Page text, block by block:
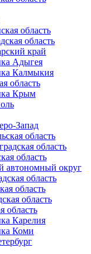
область
область
край
Адыгея
Калмыкия
область
Крым
Запад
область
область
область
автономный округ
область
область
область
область
Карелия
Коми